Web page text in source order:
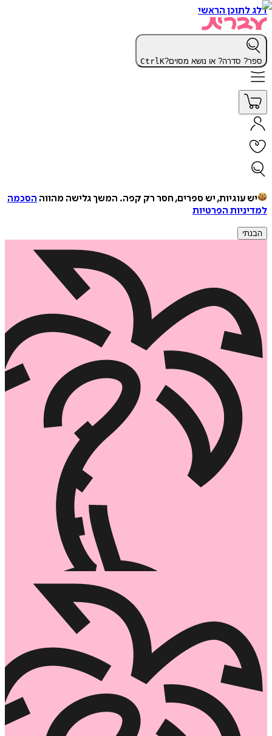
דלג לתוכן הראשי
ספר? סדרה? או נושא מסוים? CtrlK
יש עוגיות, יש ספרים, חסר רק קפה. המשך גלישה מהווה הסכמה
למדיניות הפרטיות
הבנתי